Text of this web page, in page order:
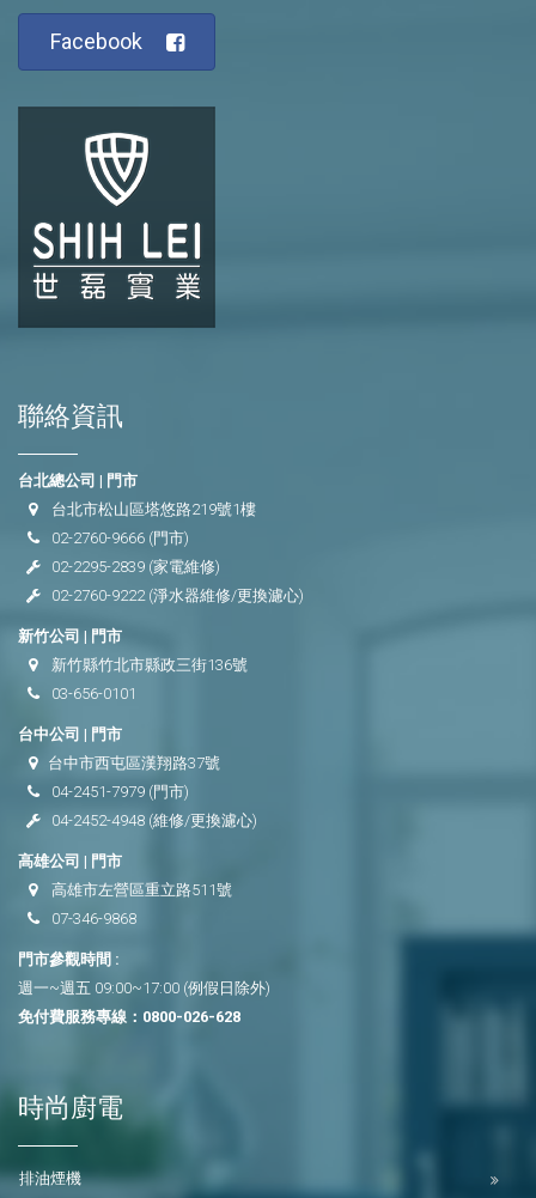
Facebook
聯絡資訊
台北總公司 | 門市
台北市松山區塔悠路219號1樓
02-2760-9666 (門市)
02-2295-2839 (家電維修)
02-2760-9222(淨水器維修/更換濾心)
新竹公司 | 門市
新竹縣竹北市縣政三街136號
03-656-0101
台中公司 | 門市
台中市西屯區漢翔路37號
04-2451-7979 (門市)
04-2452-4948 (維修/更換濾心)
高雄公司 | 門市
高雄市左營區重立路511號
07-346-9868
門市參觀時間 :
週一~週五 09:00~17:00 (例假日除外)
免付費服務專線： 0800-026-628
時尚廚電
排油煙機